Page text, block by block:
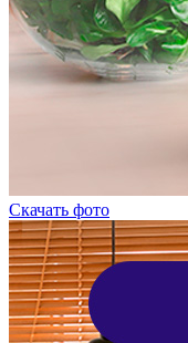
Скачать фото